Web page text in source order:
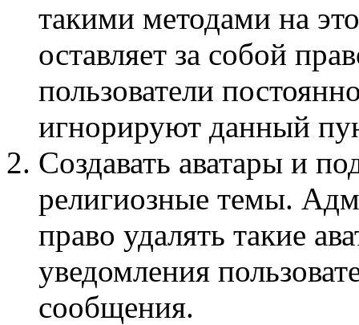
такими методами на
оставляет за собой
пользователи
игнорируют данный
Создавать аватары и
религиозные темы.
право удалять такие
уведомления
сообщения.